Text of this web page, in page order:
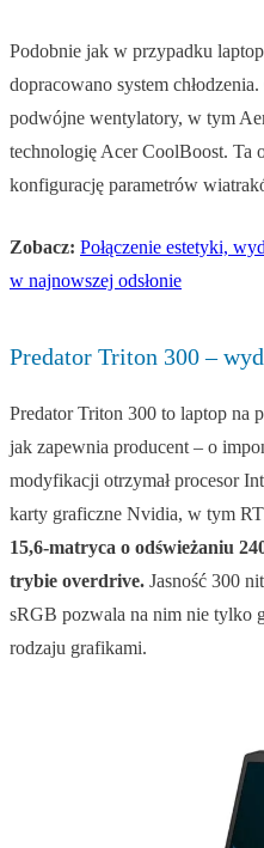
Podobnie jak w przypadku
dopracowano system
podwójne wentylatory, w tym
technologię Acer CoolBoost. Ta
konfigurację parametrów
Zobacz: Połączenie estetyki,
w najnowszej odsłonie
Predator Triton 300 –
Predator Triton 300 to laptop na
jak zapewnia producent – o
modyfikacji otrzymał procesor
karty graficzne Nvidia, w tym
15,6-matryca o odświeżaniu
trybie overdrive. Jasność 300
sRGB pozwala na nim nie tylko
rodzaju grafikami.